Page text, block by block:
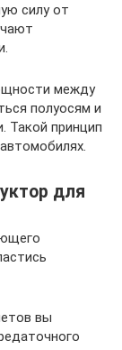
силу от
между
полуосям и
Такой принцип
для
вы